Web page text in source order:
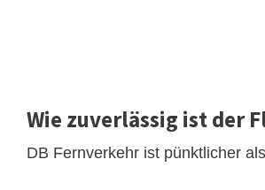
Wie zuverlässig ist der
DB Fernverkehr ist pünktlicher